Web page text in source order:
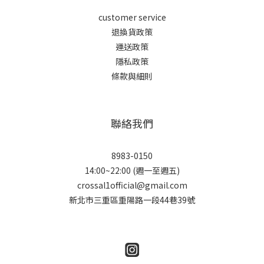
customer service
退換貨政策
運送政策
隱私政策
條款與細則
聯絡我們
8983-0150
14:00~22:00 (週一至週五)
crossal1official@gmail.com
新北市三重區重陽路一段44巷39號